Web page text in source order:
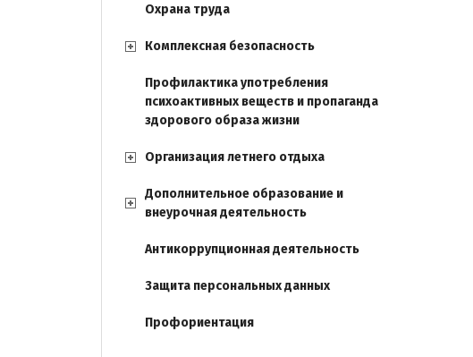
Охрана труда
Комплексная безопасность
Профилактика употребления
психоактивных веществ и пропаганда
здорового образа жизни
Организация летнего отдыха
Дополнительное образование и
внеурочная деятельность
Антикоррупционная деятельность
Защита персональных данных
Профориентация